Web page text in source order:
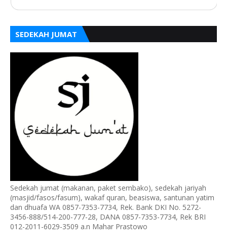
SEDEKAH JUMAT
Sedekah jumat (makanan, paket sembako), sedekah jariyah
(masjid/fasos/fasum), wakaf quran, beasiswa, santunan yatim
dan dhuafa WA 0857-7353-7734, Rek. Bank DKI No. 5272-
3456-888/514-200-777-28, DANA 0857-7353-7734, Rek BRI
012-2011-6029-3509 a.n Mahar Prastowo